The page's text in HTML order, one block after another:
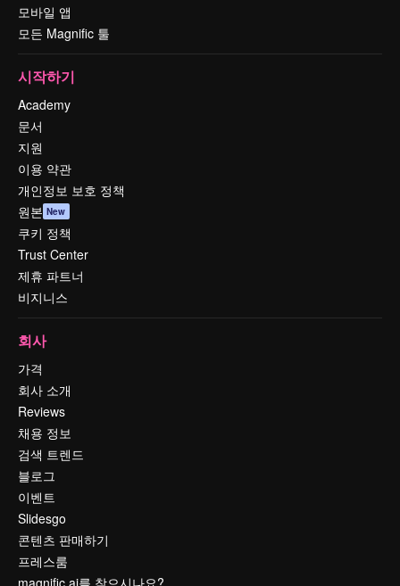
모바일 앱
모든 Magnific 툴
시작하기
Academy
문서
지원
이용 약관
개인정보 보호 정책
원본 New
쿠키 정책
Trust Center
제휴 파트너
비지니스
회사
가격
회사 소개
Reviews
채용 정보
검색 트렌드
블로그
이벤트
Slidesgo
콘텐츠 판매하기
프레스룸
magnific.ai를 찾으시나요?